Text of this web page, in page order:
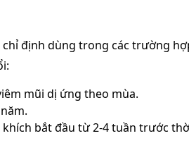
định dùng trong các trường
mũi dị ứng theo mùa.
bắt đầu từ 2-4 tuần trước